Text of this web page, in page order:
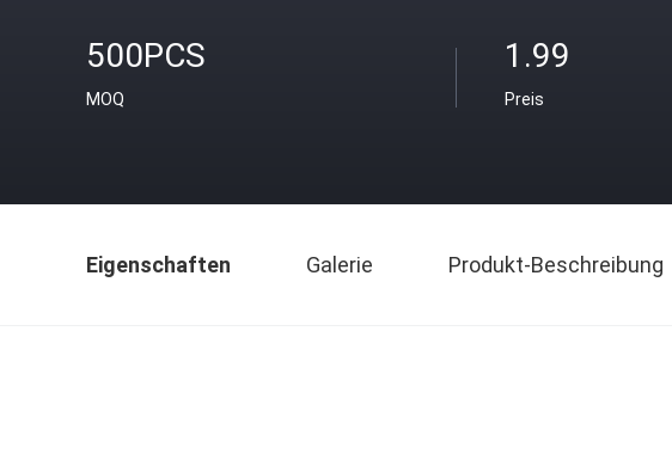
500PCS
MOQ
1.99
Preis
Eigenschaften Galerie Produkt-Beschreibung